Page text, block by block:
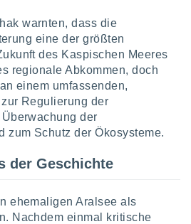
warnten, dass die
eine der größten
des Kaspischen Meeres
regionale Abkommen, doch
einem umfassenden,
Regulierung der
der
zum Schutz der Ökosysteme.
der Geschichte
ehemaligen Aralsee als
Nachdem einmal kritische